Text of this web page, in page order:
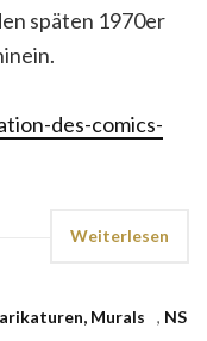
späten 1970er
des-comics-
Weiterlesen
Murals , NS